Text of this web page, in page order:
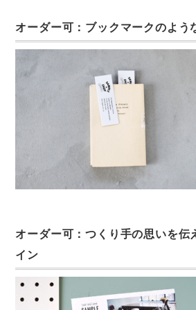
オーダー可：ブックマークのよう
オーダー可：つくり手の思いを伝
イン